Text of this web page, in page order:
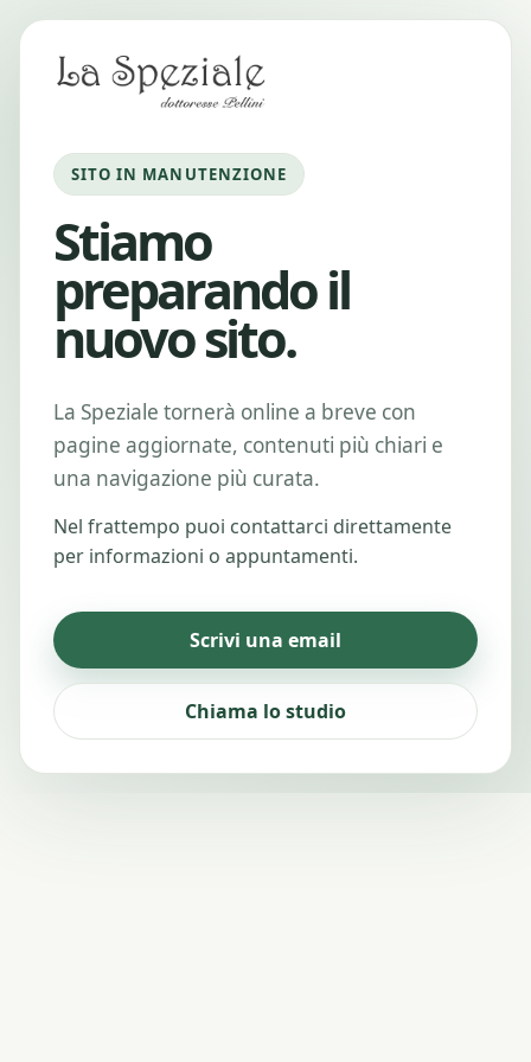
SITO IN MANUTENZIONE
Stiamo
preparando il
nuovo sito.
La Speziale tornerà online a breve con
pagine aggiornate, contenuti più chiari e
una navigazione più curata.
Nel frattempo puoi contattarci direttamente
per informazioni o appuntamenti.
Scrivi una email
Chiama lo studio